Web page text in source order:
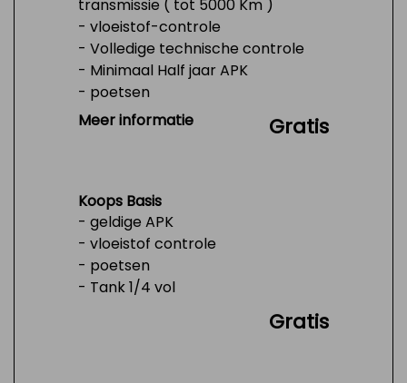
transmissie ( tot 5000 Km )
- vloeistof-controle
- Volledige technische controle
- Minimaal Half jaar APK
- poetsen
- Tank 1/4 vol
Meer informatie Gratis
Koops Basis
- geldige APK
- vloeistof controle
- poetsen
- Tank 1/4 vol
Gratis